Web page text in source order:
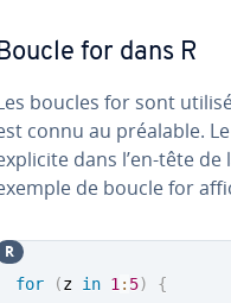
for dans R
boucles for sont
connu au préalable.
dans l’en-tête
de boucle for
for (z in 1 : 5)
{
R